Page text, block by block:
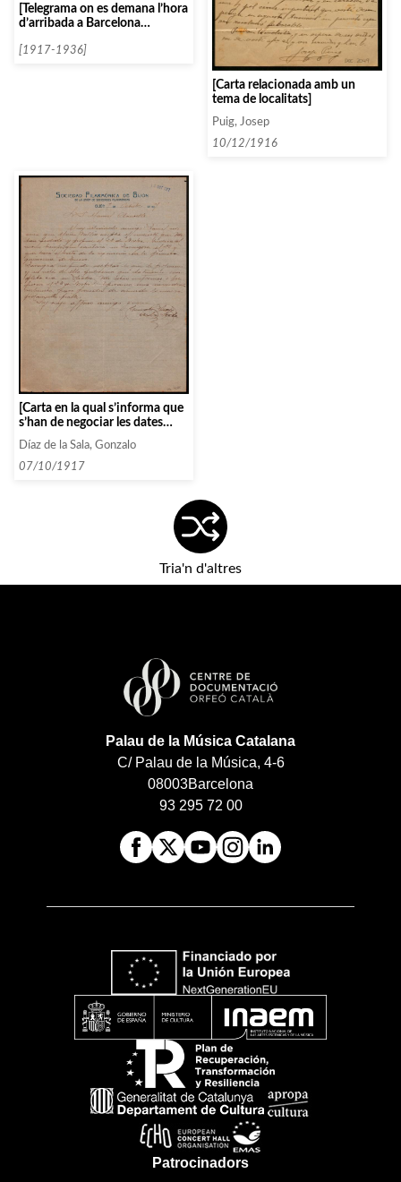
[Telegrama on es demana l’hora
d’arribada a Barcelona
[1917-1936]
[Carta relacionada amb un
tema de localitats]
Puig, Josep
10/12/1916
[Carta en la qual s’informa que
s’han de negociar les dates
Español amb Saragossa]
Díaz de la Sala, Gonzalo
07/10/1917
Tria'n d'altres
Palau de la Música Catalana
C/ Palau de la Música, 4-6
08003Barcelona
93 295 72 00
Patrocinadors